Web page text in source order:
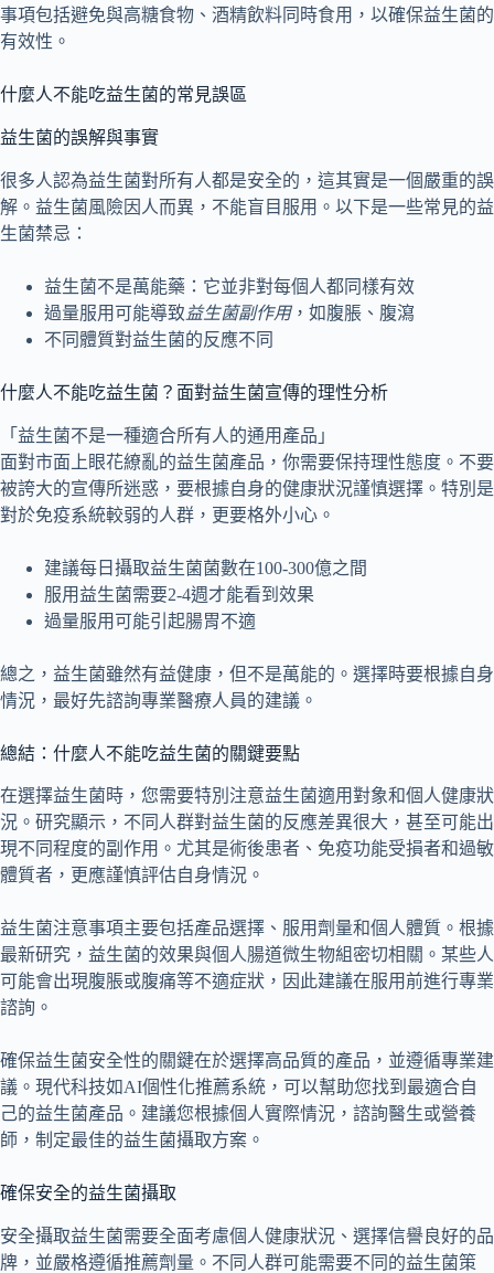
事項包括避免與高糖食物、酒精飲料同時食用，以確保益生菌的
有效性。
什麼人不能吃益生菌的常見誤區
益生菌的誤解與事實
很多人認為益生菌對所有人都是安全的，這其實是一個嚴重的誤
解。益生菌風險因人而異，不能盲目服用。以下是一些常見的益
生菌禁忌：
益生菌不是萬能藥：它並非對每個人都同樣有效
過量服用可能導致益生菌副作用，如腹脹、腹瀉
不同體質對益生菌的反應不同
什麼人不能吃益生菌？面對益生菌宣傳的理性分析
「益生菌不是一種適合所有人的通用產品」
面對市面上眼花繚亂的益生菌產品，你需要保持理性態度。不要
被誇大的宣傳所迷惑，要根據自身的健康狀況謹慎選擇。特別是
對於免疫系統較弱的人群，更要格外小心。
建議每日攝取益生菌菌數在100-300億之間
服用益生菌需要2-4週才能看到效果
過量服用可能引起腸胃不適
總之，益生菌雖然有益健康，但不是萬能的。選擇時要根據自身
情況，最好先諮詢專業醫療人員的建議。
總結：什麼人不能吃益生菌的關鍵要點
在選擇益生菌時，您需要特別注意益生菌適用對象和個人健康狀
況。研究顯示，不同人群對益生菌的反應差異很大，甚至可能出
現不同程度的副作用。尤其是術後患者、免疫功能受損者和過敏
體質者，更應謹慎評估自身情況。
益生菌注意事項主要包括產品選擇、服用劑量和個人體質。根據
最新研究，益生菌的效果與個人腸道微生物組密切相關。某些人
可能會出現腹脹或腹痛等不適症狀，因此建議在服用前進行專業
諮詢。
確保益生菌安全性的關鍵在於選擇高品質的產品，並遵循專業建
議。現代科技如AI個性化推薦系統，可以幫助您找到最適合自
己的益生菌產品。建議您根據個人實際情況，諮詢醫生或營養
師，制定最佳的益生菌攝取方案。
確保安全的益生菌攝取
安全攝取益生菌需要全面考慮個人健康狀況、選擇信譽良好的品
牌，並嚴格遵循推薦劑量。不同人群可能需要不同的益生菌策